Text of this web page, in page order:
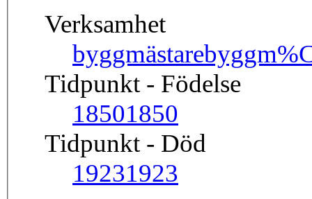
Verksamhet
byggmästare
Tidpunkt - Födelse
18501850
Tidpunkt - Död
19231923